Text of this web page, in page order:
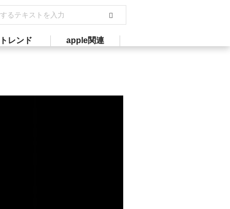
トレンド apple関連